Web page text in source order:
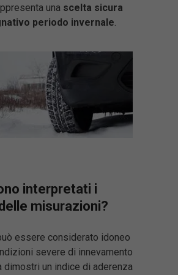
una scelta sicura
periodo invernale.
interpretati i
misurazioni?
essere considerato idoneo
severe di innevamento
dimostri un indice di aderenza